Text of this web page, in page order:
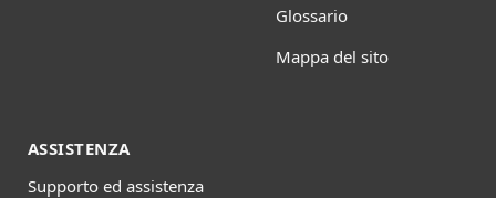
Glossario
Mappa del sito
ASSISTENZA
Supporto ed assistenza